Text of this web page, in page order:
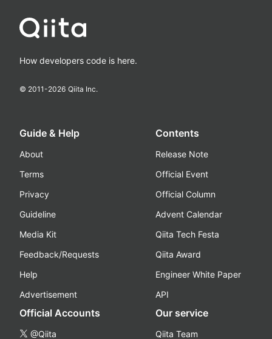
How developers code is here.
© 2011-2026 Qiita Inc.
Guide & Help
About
Terms
Privacy
Guideline
Media Kit
Feedback/Requests
Help
Advertisement
Contents
Release Note
Official Event
Official Column
Advent Calendar
Qiita Tech Festa
Qiita Award
Engineer White Paper
API
Official Accounts
@Qiita
Our service
Qiita Team